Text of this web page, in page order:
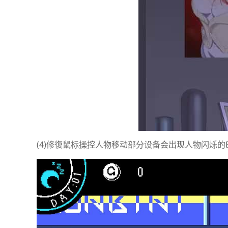
(4)修復鼠标操控人物移动部分设备会出现人物闪烁